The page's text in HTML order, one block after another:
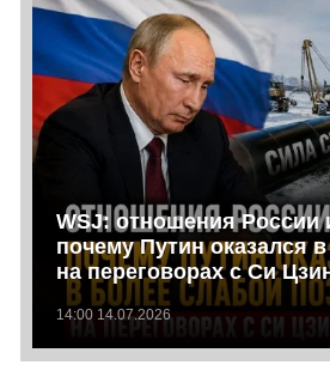
WSJ: отношения
почему Путин оказался
на переговорах с Си
14:00 14.07.2026